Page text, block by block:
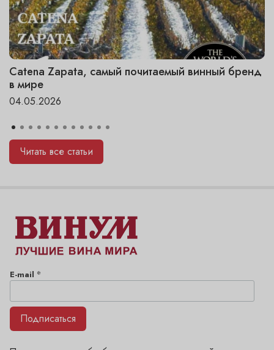
Catena Zapata, самый почитаемый винный бренд
в мире
04.05.2026
Читать все статьи
E-mail *
Подписаться